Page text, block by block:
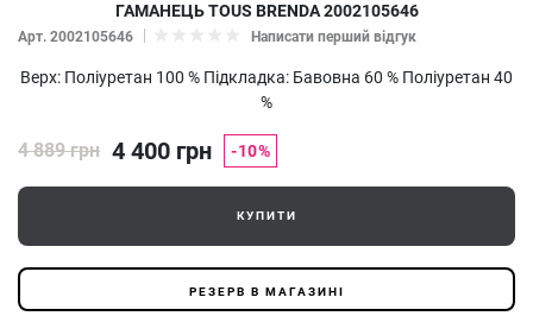
ГАМАНЕЦЬ TOUS BRENDA 2002105646
Арт. 2002105646 Написати перший відгук
Верх: Поліуретан 100 % Підкладка: Бавовна 60 % Поліуретан 40
%
4 889 грн 4 400 грн -10%
КУПИТИ
РЕЗЕРВ В МАГАЗИНІ